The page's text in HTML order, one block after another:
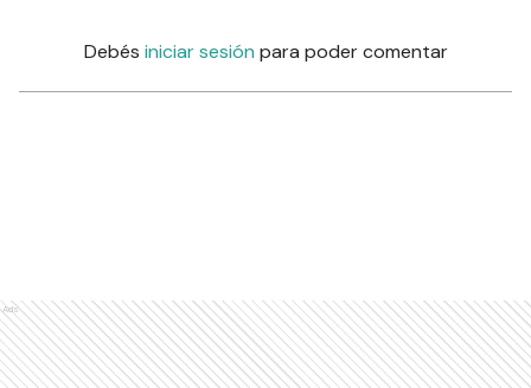
Debés iniciar sesión para poder comentar
Ads